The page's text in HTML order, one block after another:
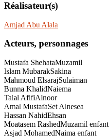
Réalisateur(s)
Amjad Abu Alala
Acteurs, personnages
Mustafa ShehataMuzamil
Islam MubarakSakina
Mahmoud ElsarajSulaiman
Bunna KhalidNaiema
Talal AfifiAlnoor
Amal MustafaSet Alnesea
Hassan NahidEhsan
Moatasem RashedMuzamil enfant
Asjad MohamedNaima enfant